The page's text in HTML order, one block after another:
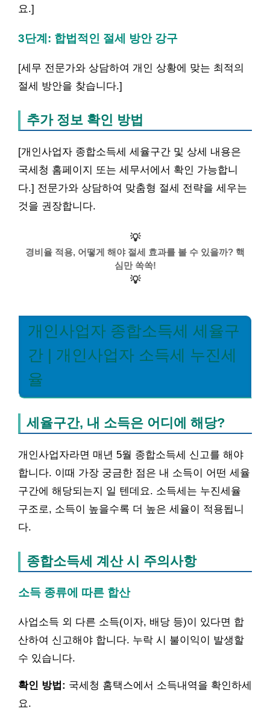
요.]
3단계: 합법적인 절세 방안 강구
[세무 전문가와 상담하여 개인 상황에 맞는 최적의
절세 방안을 찾습니다.]
추가 정보 확인 방법
[개인사업자 종합소득세 세율구간 및 상세 내용은
국세청 홈페이지 또는 세무서에서 확인 가능합니
다.] 전문가와 상담하여 맞춤형 절세 전략을 세우는
것을 권장합니다.
💡
경비율 적용, 어떻게 해야 절세 효과를 볼 수 있을까? 핵
심만 쏙쏙!
💡
개인사업자 종합소득세 세율구
간 | 개인사업자 소득세 누진세
율
세율구간, 내 소득은 어디에 해당?
개인사업자라면 매년 5월 종합소득세 신고를 해야
합니다. 이때 가장 궁금한 점은 내 소득이 어떤 세율
구간에 해당되는지 일 텐데요. 소득세는 누진세율
구조로, 소득이 높을수록 더 높은 세율이 적용됩니
다.
종합소득세 계산 시 주의사항
소득 종류에 따른 합산
사업소득 외 다른 소득(이자, 배당 등)이 있다면 합
산하여 신고해야 합니다. 누락 시 불이익이 발생할
수 있습니다.
확인 방법: 국세청 홈택스에서 소득내역을 확인하세
요.